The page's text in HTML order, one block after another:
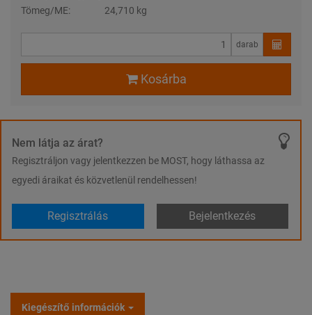
Tömeg/ME:
24,710 kg
darab
Kosárba
Nem látja az árat?
Regisztráljon vagy jelentkezzen be MOST, hogy láthassa az
egyedi áraikat és közvetlenül rendelhessen!
Regisztrálás Bejelentkezés
Kiegészítő információk